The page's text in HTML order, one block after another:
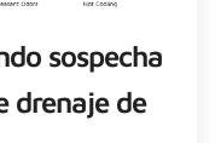
sospecha
drenaje de